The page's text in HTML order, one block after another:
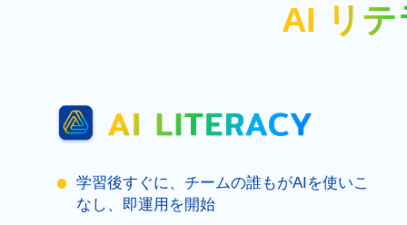
AI リテ
学習後すぐに、チームの誰もがAIを使いこ
なし、即運用を開始